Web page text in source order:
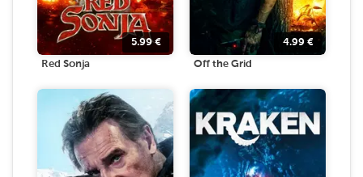
5.99€
Red Sonja
4.99 €
Off the Grid